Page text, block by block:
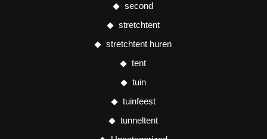
second
stretchtent
stretchtent huren
tent
tuin
tuinfeest
tunneltent